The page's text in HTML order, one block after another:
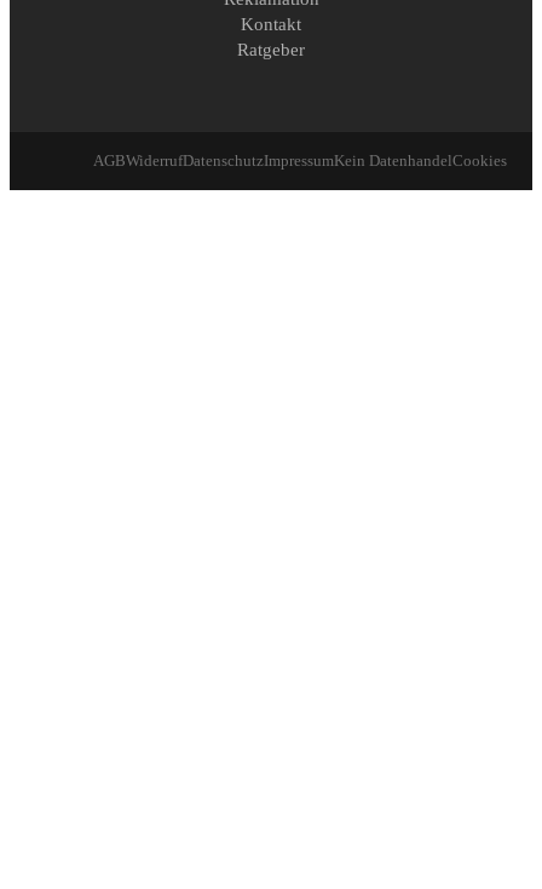
Kontakt
Ratgeber
AGBWiderrufDatenschutzImpressumKein DatenhandelCookies